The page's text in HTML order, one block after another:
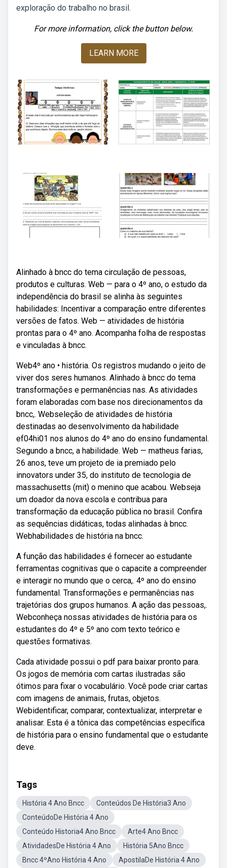
exploração do trabalho no brasil.
For more information, click the button below.
LEARN MORE
Alinhado à bncc do tema circulação de pessoas,
produtos e culturas. Web — para o 4º ano, o estudo da
independência do brasil se alinha às seguintes
habilidades: Incentivar a comparação entre diferentes
versões de fatos. Web — atividades de história
prontas para o 4º ano. Acompanha folha de respostas
e vinculadas à bncc.
Web4º ano • história. Os registros mudando o jeito de
viver dos seres humanos. Alinhado à bncc do tema
transformações e permanências nas. As atividades
foram elaboradas com base nos direcionamentos da
bncc,. Webseleção de atividades de história
destinadas ao desenvolvimento da habilidade
ef04hi01 nos alunos do 4º ano do ensino fundamental.
Segundo a bncc, a habilidade. Web — matheus farias,
26 anos, teve um projeto de ia premiado pelo
innovators under 35, do instituto de tecnologia de
massachusetts (mit) o menino que acabou. Webseja
um doador da nova escola e contribua para
transformação da educação pública no brasil. Confira
as sequências didáticas, todas alinhadas à bncc.
Webhabilidades de história na bncc.
A função das habilidades é fornecer ao estudante
ferramentas cognitivas que o capacite a compreender
e interagir no mundo que o cerca,. 4º ano do ensino
fundamental. Transformações e permanências nas
trajetórias dos grupos humanos. A ação das pessoas,.
Webconheça nossas atividades de história para os
estudantes do 4º e 5º ano com texto teórico e
questões formativas.
Cada atividade possui o pdf para baixar pronto para.
Os jogos de memória com cartas ilustradas são
ótimos para fixar o vocabulário. Você pode criar cartas
com imagens de animais, frutas, objetos.
Webidentificar, comparar, contextualizar, interpretar e
analisar. Esta é a tônica das competências específica
de história para o ensino fundamental que o estudante
deve.
Tags
História 4 Ano Bncc
Conteúdos De História3 Ano
ConteúdoDe História 4 Ano
Conteúdo Historia4 Ano Bncc
Arte4 Ano Bncc
AtividadesDe História 4 Ano
História 5Ano Bncc
Bncc 4ºAno História 4 Ano
ApostilaDe História 4 Ano